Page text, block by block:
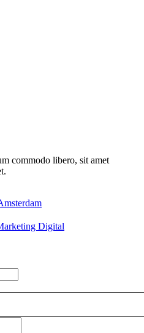
commodo libero, sit amet